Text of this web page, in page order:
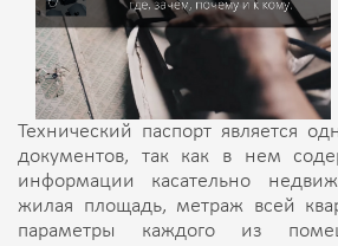
Технический паспорт является
документов, так как в нем
информации касательно
жилая площадь, метраж всей
параметры каждого из